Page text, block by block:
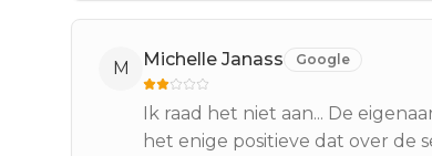
M Michelle Janass Google
Ik raad het niet aan... De
het enige positieve dat over de